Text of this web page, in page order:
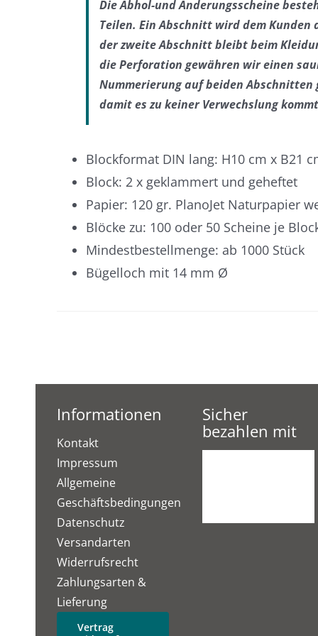
Die Abhol-und Änderungsscheine
Teilen. Ein Abschnitt wird dem Kunden
der zweite Abschnittbleibt beim
die Perforation gewähren wir einen
Nummerierung auf beiden Abschnitten
damit es zu keiner Verwechslung
Blockformat DIN lang: H10 cm x B21
Block: 2 x geklammert und geheftet
Papier: 120 gr. PlanoJet Naturpapier
Blöcke zu: 100 oder 50 Scheine je
Mindestbestellmenge: ab 1000 Stück
Bügelloch mit 14 mm Ø
Informationen
Kontakt
Impressum
Allgemeine
Geschäftsbedingungen
Datenschutz
Versandarten
Widerrufsrecht
Zahlungsarten &
Lieferung
Vertrag
Sicher
bezahlen mit